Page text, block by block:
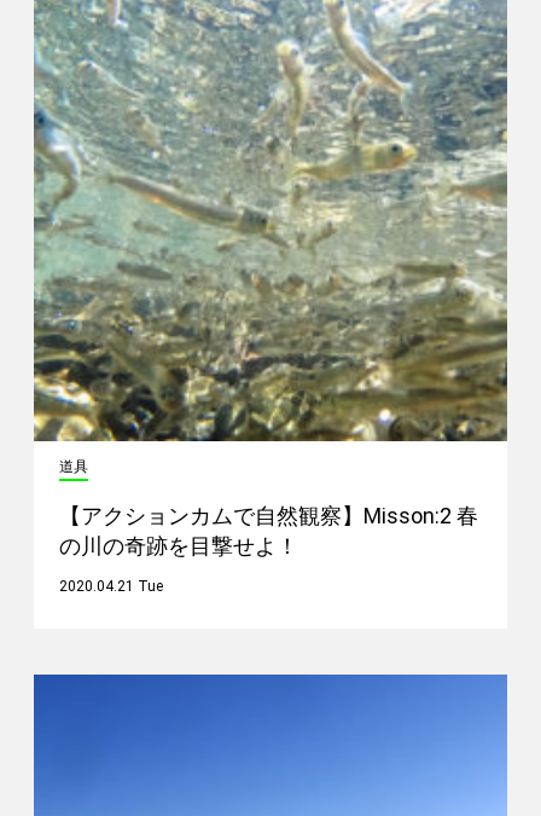
道具
【アクションカムで自然観察】Misson:2 春
の川の奇跡を目撃せよ！
2020.04.21 Tue